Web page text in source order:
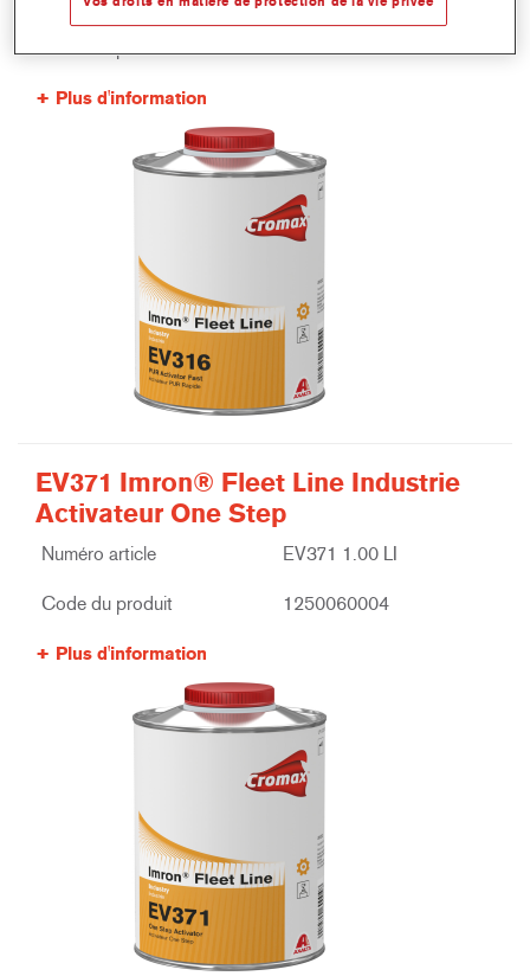
Code du produit 1250060002
Plus d'information
EV371 Imron® Fleet Line Industrie
Activateur One Step
Numéro article EV371 1.00 LI
Code du produit 1250060004
Plus d'information